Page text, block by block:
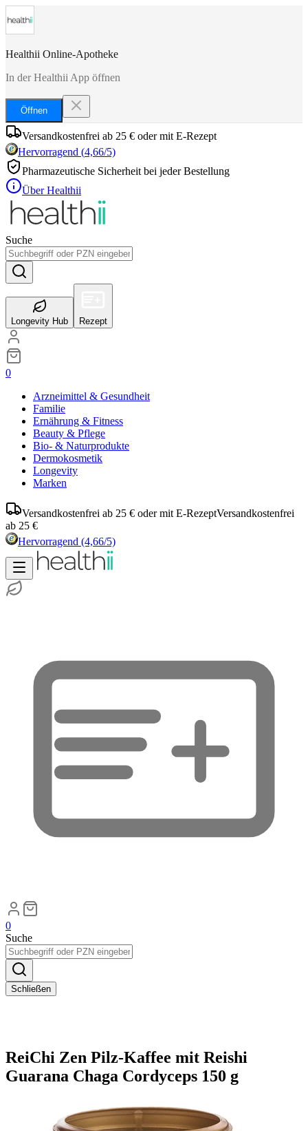
Healthii Online-Apotheke
In der Healthii App öffnen
Öffnen
Versandkostenfrei ab 25 € oder mit E-Rezept
Hervorragend (4,66/5)
Pharmazeutische Sicherheit bei jeder Bestellung
Über Healthii
Suche
Longevity Hub Rezept
0
Arzneimittel & Gesundheit
Familie
Ernährung & Fitness
Beauty & Pflege
Bio- & Naturprodukte
Dermokosmetik
Longevity
Marken
Versandkostenfrei ab 25 € oder mit E-RezeptVersandkostenfrei
ab 25 €
Hervorragend (4,66/5)
0
Suche
Schließen
ReiChi Zen Pilz-Kaffee mit Reishi
Guarana Chaga Cordyceps 150 g